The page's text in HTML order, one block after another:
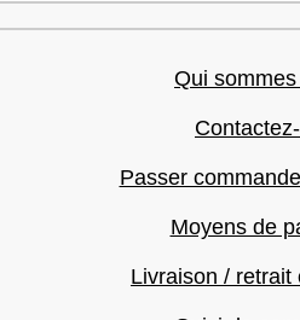
Qui
Passer
Moyens de
Livraison / retrait